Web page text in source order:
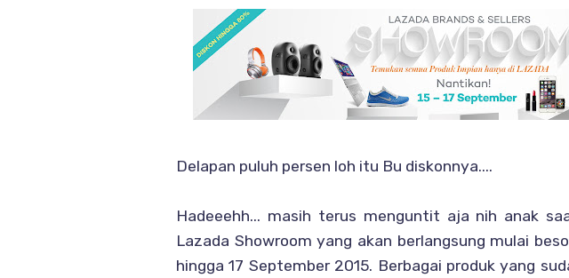
Delapan puluh persen loh itu Bu diskonnya....
Hadeeehh... masih terus menguntit aja nih anak
Lazada Showroom yang akan berlangsung mulai
hingga 17 September 2015. Berbagai produk yang